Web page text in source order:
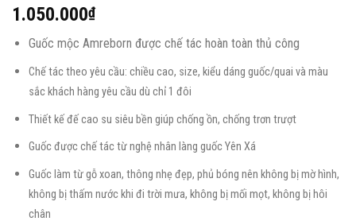
1.050.000₫
Guốc mộc Amreborn được chế tác hoàn toàn thủ công
Chế tác theo yêu cầu: chiều cao, size, kiểu dáng guốc/quai và màu
sắc khách hàng yêu cầu dù chỉ 1 đôi
Thiết kế đế cao su siêu bền giúp chống ồn, chống trơn trượt
Guốc được chế tác từ nghệ nhân làng guốc Yên Xá
Guốc làm từ gỗ xoan, thông nhẹ đẹp, phủ bóng nên không bị mờ hình,
không bị thấm nước khi đi trời mưa, không bị mối mọt, không bị hôi
chân